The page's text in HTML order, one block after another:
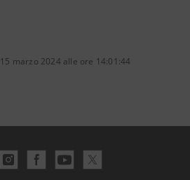
marzo 2024 alle ore 14:01:44